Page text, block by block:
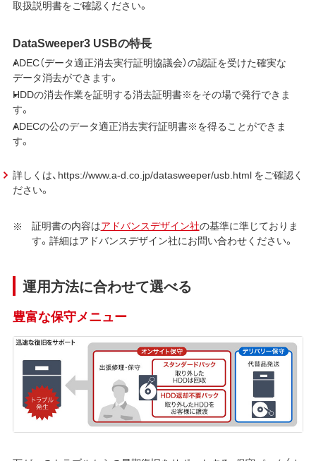
取扱説明書をご確認ください。
DataSweeper3 USBの特長
ADEC（データ適正消去実行証明協議会）の認証を受けた確実な
データ消去ができます。
HDDの消去作業を証明する消去証明書※をその場で発行できま
す。
ADECの公のデータ適正消去実行証明書※を得ることができま
す。
詳しくは、https://www.a-d.co.jp/datasweeper/usb.html をご確認く
ださい。
証明書の内容はアドバンスデザイン社の基準に準じておりま
す。詳細はアドバンスデザイン社にお問い合わせください。
運用方法に合わせて選べる
豊富な保守メニュー